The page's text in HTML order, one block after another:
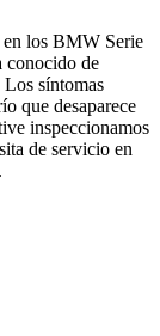
los BMW Serie
conocido de
Los síntomas
que desaparece
inspeccionamos
de servicio en